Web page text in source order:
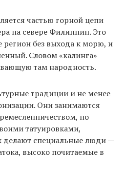
частью горной цепи
на севере Филиппин. Это
регион без выхода к морю, и
Словом «калинга»
там народность.
традиции и не менее
Они занимаются
но
татуировками,
делают специальные люди —
высоко почитаемые в